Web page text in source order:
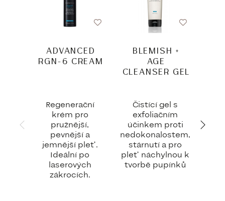
ADVANCED
RGN-6 CREAM
Regenerační
krém pro
pružnější,
pevnější a
jemnější pleť.
Ideální po
laserových
zákrocích.
BLEMISH +
AGE
CLEANSER GEL
Čistící gel s
exfoliačním
účinkem proti
nedokonalostem,
stárnutí a pro
pleť náchylnou k
tvorbě pupínků